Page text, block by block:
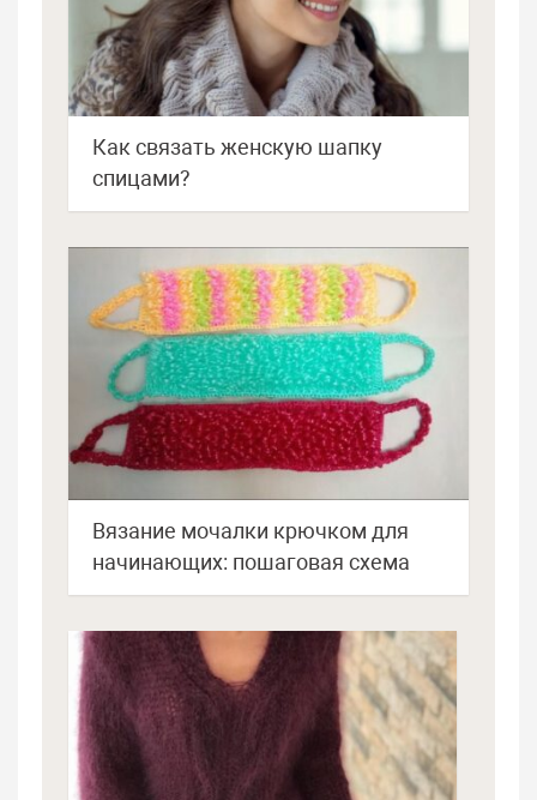
Как связать женскую шапку
спицами?
Вязание мочалки крючком для
начинающих: пошаговая схема